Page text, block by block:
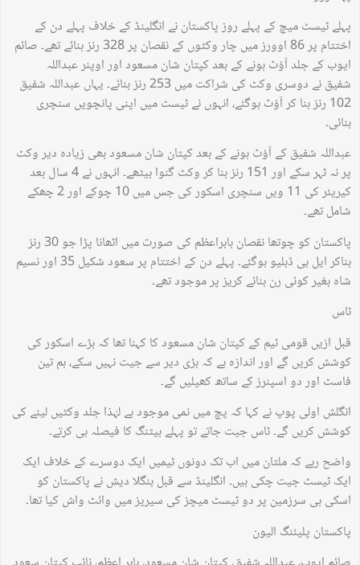
پہلے ٹیسٹ میچ کے پہلے روز پاکستان نے انگلینڈ کے خلاف پہلے دن کے
اختتام پر 86 اوورز میں چار وکٹوں کے نقصان پر 328 رنز بنائے تھے۔ صائم
ایوب کے جلد آؤٹ ہونے کے بعد کپتان شان مسعود اور اوپنر عبداللہ
شفیق نے دوسری وکٹ کی شراکت میں 253 رنز بنائے۔ یہاں عبداللہ شفیق
102 رنز بنا کر آؤٹ ہوگئے، انہوں نے ٹیسٹ میں اپنی پانچویں سنچری
بنائی۔
عبداللہ شفیق کے آؤٹ ہونے کے بعد کپتان شان مسعود بھی زیادہ دیر وکٹ
پر نہ ٹہر سکے اور 151 رنز بنا کر وکٹ گنوا بیٹھے۔ انہوں نے 4 سال بعد
کیریئر کی 11 ویں سنچری اسکور کی جس میں 10 چوکے اور 2 چھکے
شامل تھے۔
پاکستان کو چوتھا نقصان بابراعظم کی صورت میں اٹھانا پڑا جو 30 رنز
بناکر ایل بی ڈبلیو ہوگئے۔ پہلے دن کے اختتام پر سعود شکیل 35 اور نسیم
شاہ بغیر کوئی رن بنائے کریز پر موجود تھے۔
ٹاس
قبل ازیں قومی ٹیم کے کپتان شان مسعود کا کہنا تھا کہ بڑے اسکور کی
کوشش کریں گے اور اندازہ ہے کہ بڑی دیر سے جیت نہیں سکے، ہم تین
فاسٹ اور دو اسپنرز کے ساتھ کھیلیں گے۔
انگلش اولی پوپ نے کہا کہ پچ میں نمی موجود ہے لہٰذا جلد وکٹیں لینے کی
کوشش کریں گے۔ ٹاس جیت جاتے تو پہلے بیٹنگ کا فیصلہ ہی کرتے۔
واضح رہے کہ ملتان میں اب تک دونوں ٹیمیں ایک دوسرے کے خلاف ایک
ایک ٹیسٹ جیت چکی ہیں۔ انگلینڈ سے قبل بنگلا دیش نے پاکستان کو
اسکی ہی سرزمین پر دو ٹیسٹ میچز کی سیریز میں وائٹ واش کیا تھا۔
پاکستان پلیئنگ الیون